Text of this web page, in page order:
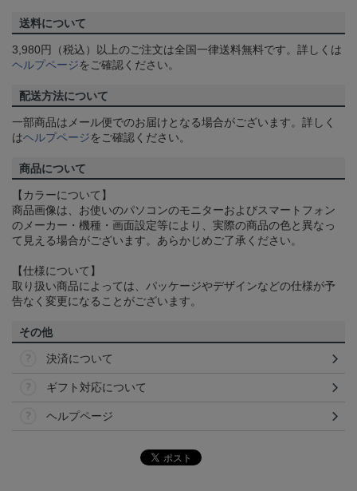
送料について
3,980円（税込）以上のご注文は全国一律送料無料です。詳しくは
ヘルプページをご確認ください。
配送方法について
一部商品はメール便でのお届けとなる場合がございます。詳しく
はヘルプページをご確認ください。
商品について
【カラーについて】
商品画像は、お使いのパソコンのモニターおよびスマートフォン
のメーカー・機種・画面設定等により、実際の商品の色と異なっ
て見える場合がございます。あらかじめご了承ください。
【仕様について】
取り扱い商品によっては、パッケージやデザインなどの仕様が予
告なく変更になることがございます。
その他
決済について
ギフト対応について
ヘルプページ